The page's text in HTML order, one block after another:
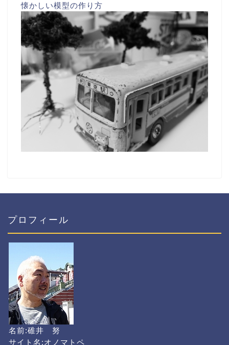
懐かしい模型の作り方
プロフィール
名前:碓井 努
サイト名:オノマトペ